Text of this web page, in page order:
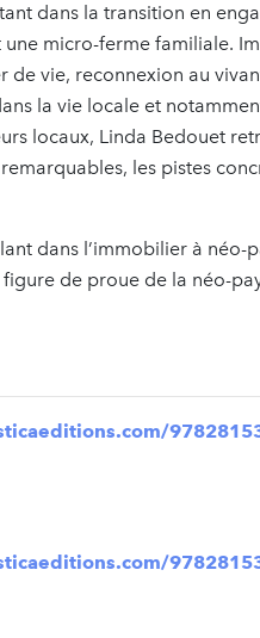
dans la transition en
micro-ferme familiale.
de vie, reconnexion au
la vie locale et
locaux, Linda Bedouet
les pistes
dans l’immobilier à néo-
de proue de la néo-